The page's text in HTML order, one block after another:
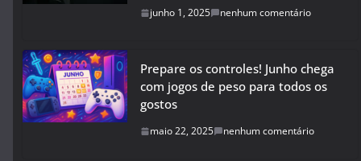
junho 1, 2025 nenhum comentário
Prepare os controles! Junho chega
com jogos de peso para todos os
gostos
maio 22, 2025 nenhum comentário